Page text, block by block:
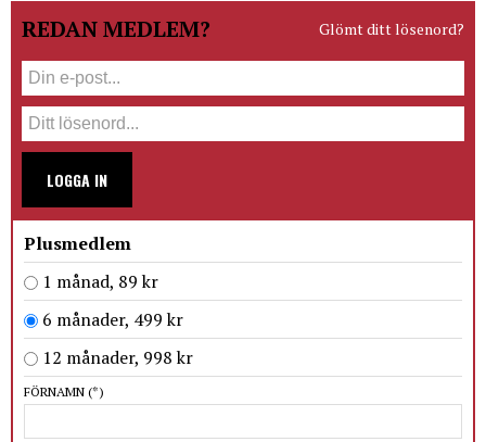
REDAN MEDLEM? Glömt ditt lösenord?
LOGGA IN
Plusmedlem
1 månad, 89 kr
6 månader, 499 kr
12 månader, 998 kr
FÖRNAMN (*)